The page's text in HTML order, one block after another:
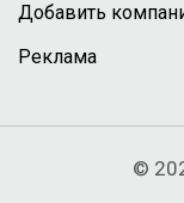
Добавить
Реклама
©